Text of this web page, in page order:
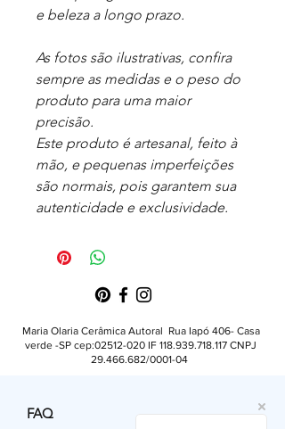
e beleza a longo prazo.
As fotos são ilustrativas, confira
sempre as medidas e o peso do
produto para uma maior
precisão.
Este produto é artesanal, feito à
mão, e pequenas imperfeições
são normais, pois garantem sua
autenticidade e exclusividade.
Maria Olaria Cerâmica Autoral Rua Iapó 406- Casa
verde -SP cep:02512-020 IF 118.939.718.117 CNPJ
29.466.682/0001-04
FAQ